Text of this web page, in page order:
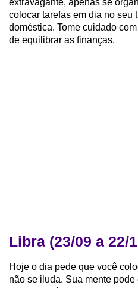
extravagante, apenas se
colocar tarefas em dia no seu
doméstica. Tome cuidado
de equilibrar as finanças.
Libra (23/09 a 22/
Hoje o dia pede que você
não se iluda. Sua mente pode